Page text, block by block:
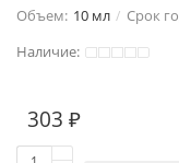
Объем: 10 мл Срок
Наличие:
303 ₽